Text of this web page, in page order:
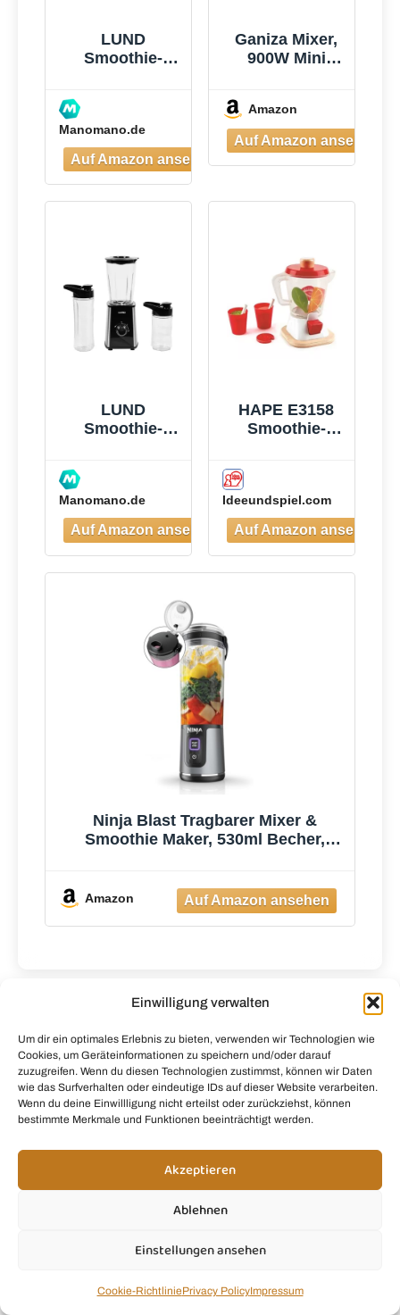
Einwilligung verwalten
Um dir ein optimales Erlebnis zu bieten, verwenden wir Technologien wie
Cookies, um Geräteinformationen zu speichern und/oder darauf
zuzugreifen. Wenn du diesen Technologien zustimmst, können wir Daten
wie das Surfverhalten oder eindeutige IDs auf dieser Website verarbeiten.
Wenn du deine Einwillligung nicht erteilst oder zurückziehst, können
bestimmte Merkmale und Funktionen beeinträchtigt werden.
Akzeptieren
Ablehnen
Einstellungen ansehen
Cookie-RichtliniePrivacy PolicyImpressum
LUND
Smoothie-
Manomano.de
Ganiza Mixer,
900W Mini
Standmixer mit
3 Tragbare
Mixbechern(2×
500ml &
Vierklingenklin
Frei, Leicht zu
Reinigen,
Blender
elektrisch für
Shake,
Amazon
LUND
Smoothie-
Manomano.de
HAPE E3158
Smoothie-
Ideeundspiel.com
Ninja Blast Tragbarer Mixer &
Smoothie Maker, 530ml Becher,
Amazon
Du brauchst Hilfe, hast eine Frage zu unseren
Rezepten oder möchtest uns einfach etwas
mitteilen? Ich freue mich, von dir zu hören! 💚
Smoothie Infos
Smoothie Rezepte